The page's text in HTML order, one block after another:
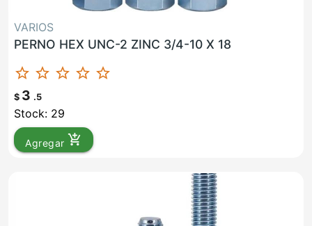
VARIOS
PERNO HEX UNC-2 ZINC 3/4-10 X 18
star_border star_border star_border star_border star_border
$ 3 .5
Stock: 29
Agregar add_shopping_cart